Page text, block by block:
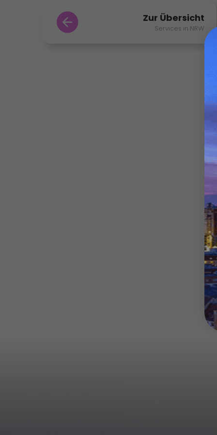
Zur Übersicht
Services in NRW